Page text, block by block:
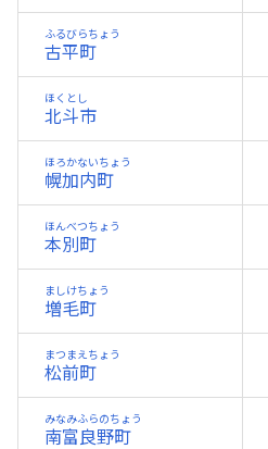
古平町
ふるびらちょう
北斗市
ほくとし
幌加内町
ほろかないちょう
本別町
ほんべつちょう
増毛町
ましけちょう
松前町
まつまえちょう
南富良野町
みなみふらのちょう